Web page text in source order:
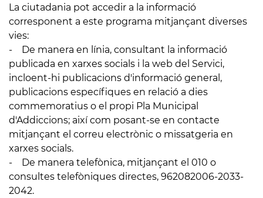
La ciutadania pot accedir a la informació
corresponent a este programa mitjançant diverses
vies:
- De manera en línia, consultant la informació
publicada en xarxes socials i la web del Servici,
incloent-hi publicacions d'informació general,
publicacions específiques en relació a dies
commemoratius o el propi Pla Municipal
d'Addiccions; així com posant-se en contacte
mitjançant el correu electrònic o missatgeria en
xarxes socials.
- De manera telefònica, mitjançant el 010 o
consultes telefòniques directes, 962082006-2033-
2042.